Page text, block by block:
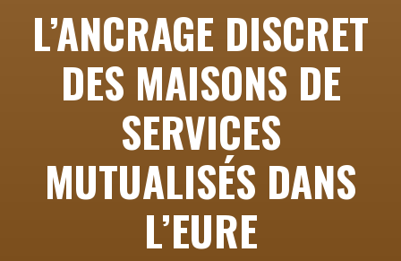
L’ANCRAGE DISCRET
DES MAISONS DE
SERVICES
MUTUALISÉS DANS
L’EURE